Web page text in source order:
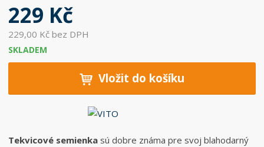
229 Kč
229,00 Kč bez DPH
SKLADEM
Vložit do košíku
Tekvicové semienka sú dobre známa pre svoj ​​blahodarný